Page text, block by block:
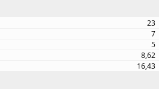
23
7
5
8,62
16,43